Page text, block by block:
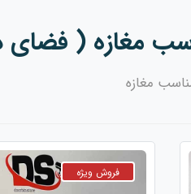
مغازه (
مغازه